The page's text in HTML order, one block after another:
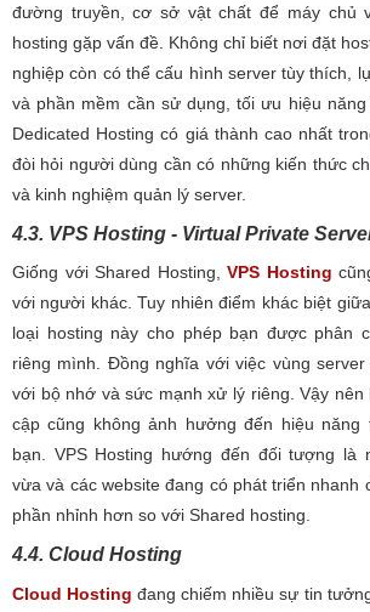
đường truyền, cơ sở vật chất để máy chủ
hosting gặp vấn đề. Không chỉ biết nơi đặt
nghiệp còn có thể cấu hình server tùy thích,
và phần mềm cần sử dụng, tối ưu hiệu
Dedicated Hosting có giá thành cao nhất
đòi hỏi người dùng cần có những kiến thức
và kinh nghiệm quản lý server.
4.3. VPS Hosting - Virtual Private
Giống với Shared Hosting,VPS Hosting
với người khác. Tuy nhiên điểm khác biệt
loại hosting này cho phép bạn được phân
riêng mình. Đồng nghĩa với việc vùng
với bộ nhớ và sức mạnh xử lý riêng. Vậy nên
cập cũng không ảnh hưởng đến hiệu năng
bạn. VPS Hosting hướng đến đối tượng là
vừa và các website đang có phát triển nhanh
phần nhỉnh hơn so với Shared hosting.
4.4. Cloud Hosting
Cloud Hosting đang chiếm nhiều sự tin